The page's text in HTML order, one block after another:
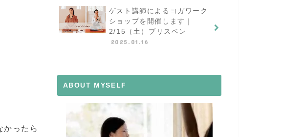
かったら
ゲスト講師によるヨガワーク
ショップを開催します｜
2/15（土）ブリスベン
2025.01.16
ABOUT MYSELF